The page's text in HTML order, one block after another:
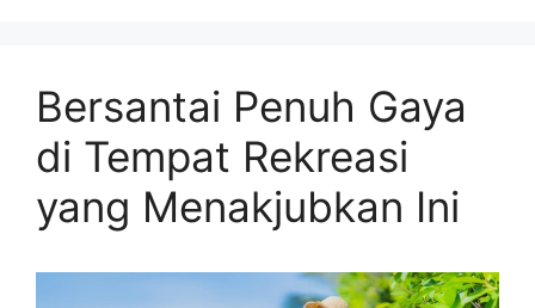
Bersantai Penuh Gaya
di Tempat Rekreasi
yang Menakjubkan Ini